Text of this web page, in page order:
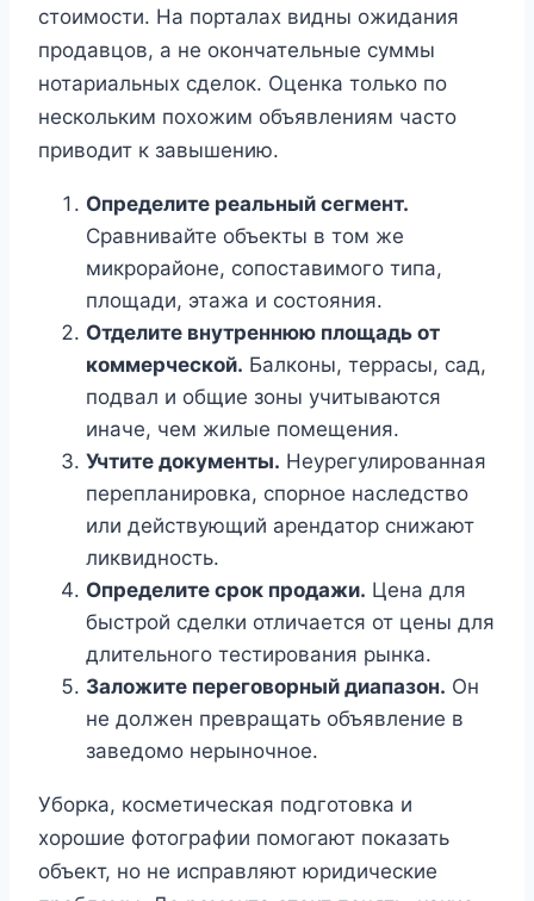
стоимости. На порталах видны ожидания
продавцов, а не окончательные суммы
нотариальных сделок. Оценка только по
нескольким похожим объявлениям часто
приводит к завышению.
Определите реальный сегмент.
Сравнивайте объекты в том же
микрорайоне, сопоставимого типа,
площади, этажа и состояния.
Отделите внутреннюю площадь от
коммерческой. Балконы, террасы, сад,
подвал и общие зоны учитываются
иначе, чем жилые помещения.
Учтите документы. Неурегулированная
перепланировка, спорное наследство
или действующий арендатор снижают
ликвидность.
Определите срок продажи. Цена для
быстрой сделки отличается от цены для
длительного тестирования рынка.
Заложите переговорный диапазон. Он
не должен превращать объявление в
заведомо нерыночное.
Уборка, косметическая подготовка и
хорошие фотографии помогают показать
объект, но не исправляют юридические